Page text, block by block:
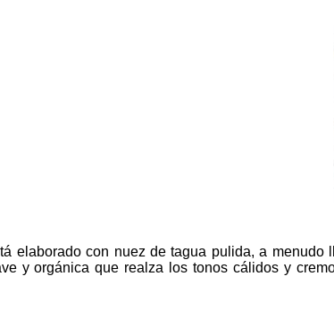
elaborado con nuez de tagua pulida, a
y orgánica que realza los tonos cálidos y